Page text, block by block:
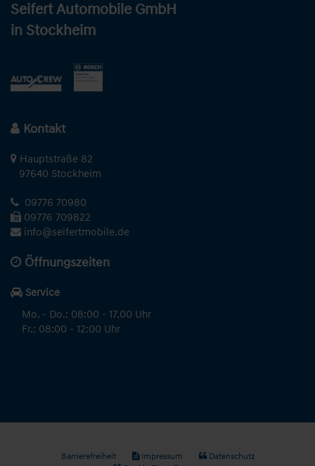
Seifert Automobile GmbH
in Stockheim
Kontakt
Hauptstraße 82
97640 Stockheim
09776 70980
09776 709822
info@seifertmobile.de
Öffnungszeiten
Service
Mo. - Do.: 08:00 - 17.00 Uhr
Fr.: 08:00 - 12:00 Uhr
Barrierefreiheit Impressum
Datenschutz